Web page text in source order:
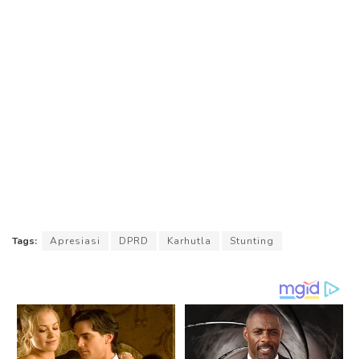
Tags: Apresiasi DPRD Karhutla Stunting